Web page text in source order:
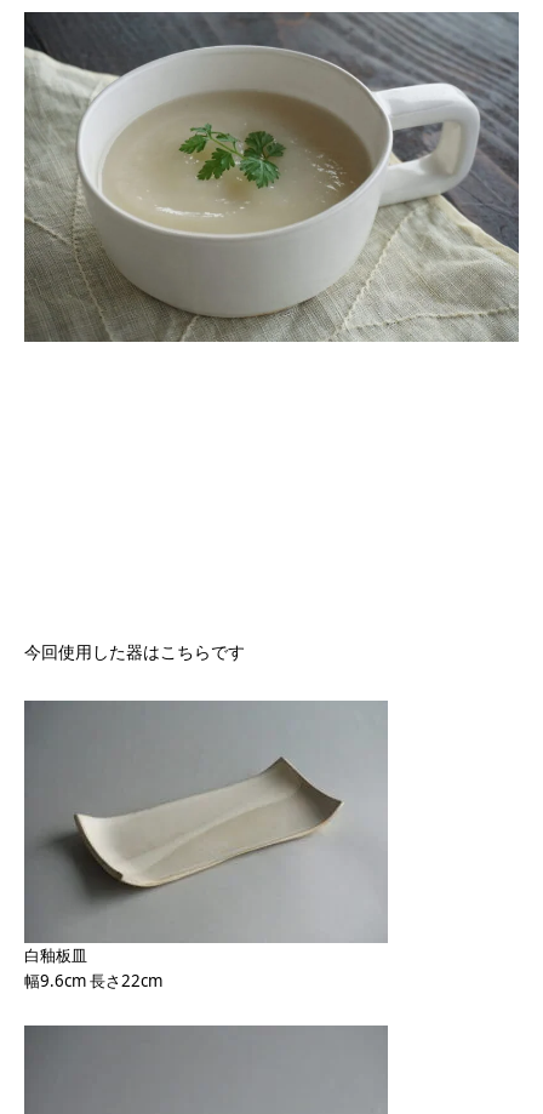
今回使用した器はこちらです
白釉板皿
幅9.6cm 長さ22cm